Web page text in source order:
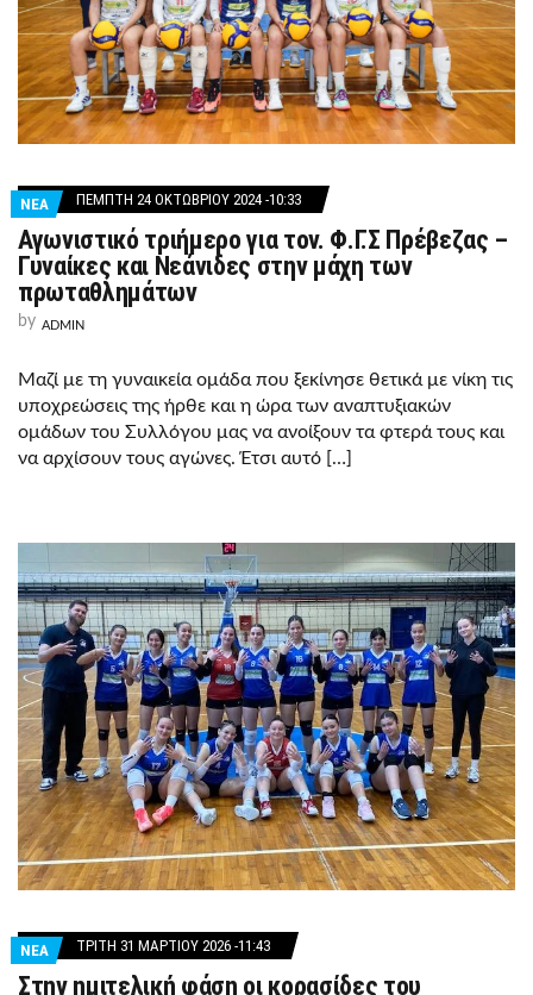
ΝΕΑ ΠΈΜΠΤΗ 24 ΟΚΤΩΒΡΊΟΥ 2024 -10:33
Αγωνιστικό τριήμερο για τον. Φ.Γ.Σ Πρέβεζας –
Γυναίκες και Νεάνιδες στην μάχη των
πρωταθλημάτων
by ADMIN
Μαζί με τη γυναικεία ομάδα που ξεκίνησε θετικά με νίκη τις
υποχρεώσεις της ήρθε και η ώρα των αναπτυξιακών
ομάδων του Συλλόγου μας να ανοίξουν τα φτερά τους και
να αρχίσουν τους αγώνες. Έτσι αυτό […]
ΝΕΑ ΤΡΊΤΗ 31 ΜΑΡΤΊΟΥ 2026 -11:43
Στην ημιτελική φάση οι κορασίδες του